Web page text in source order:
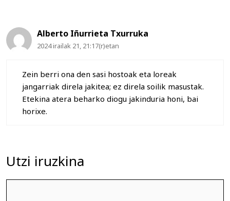
Alberto Iñurrieta Txurruka
2024 irailak 21, 21:17(r)etan
Zein berri ona den sasi hostoak eta loreak
jangarriak direla jakitea; ez direla soilik masustak.
Etekina atera beharko diogu jakinduria honi, bai
horixe.
Utzi iruzkina